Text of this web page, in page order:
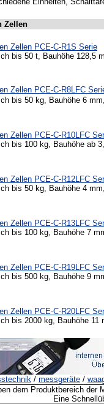
Zellen
Zellen PCE-C-R1S Serie
bis 50 t, Bauhöhe 128,5
Zellen PCE-C-R8LFC
bis 50 kg, Bauhöhe 6
Zellen PCE-C-R10LFC
bis 100 kg, Bauhöhe ab
Zellen PCE-C-R12LFC
bis 50 kg, Bauhöhe 4
Zellen PCE-C-R13LFC
bis 100 kg, Bauhöhe 7
Zellen PCE-C-R19LFC
bis 500 kg, Bauhöhe 9
Zellen PCE-C-R20LFC
bis 2000 kg, Bauhöhe
/ messgeräte /
dem Produktbereich der
Eine